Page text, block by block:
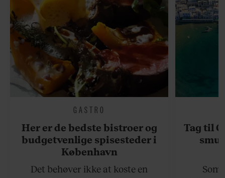
GASTRO
Her er de bedste bistroer og
budgetvenlige spisesteder i
København
Det behøver ikke at koste en
Tag til